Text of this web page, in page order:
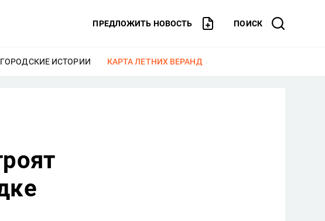
ПРЕДЛОЖИТЬ НОВОСТЬ ПОИСК
ЕЩЕ
ГОРОДСКИЕ ИСТОРИИ ЕЩЕ
КАРТА ЛЕТНИХ ВЕРАНД